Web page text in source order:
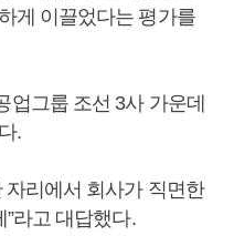
게 이끌었다는 평가를
그룹 조선 3사 가운데
.
리에서 회사가 직면한
라고 대답했다.